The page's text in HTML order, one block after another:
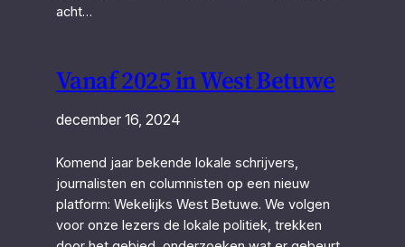
acht…
Vanaf 2025 in West Betuwe
december 16, 2024
Komend jaar bekende lokale schrijvers,
journalisten en columnisten op een nieuw
platform: Wekelijks West Betuwe. We volgen
voor onze lezers de lokale politiek, trekken